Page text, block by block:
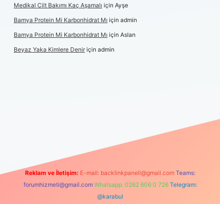
Medikal Cilt Bakımı Kaç Aşamalı için Ayşe
Bamya Protein Mi Karbonhidrat Mı için admin
Bamya Protein Mi Karbonhidrat Mı için Aslan
Beyaz Yaka Kimlere Deniriçin admin
Reklam ve İletişim: E-mail: backlinkpaneli@gmail.com Teams:
forumhizmeti@gmail.com Whatsapp: 0262 606 0 726 Telegram:
@karabul